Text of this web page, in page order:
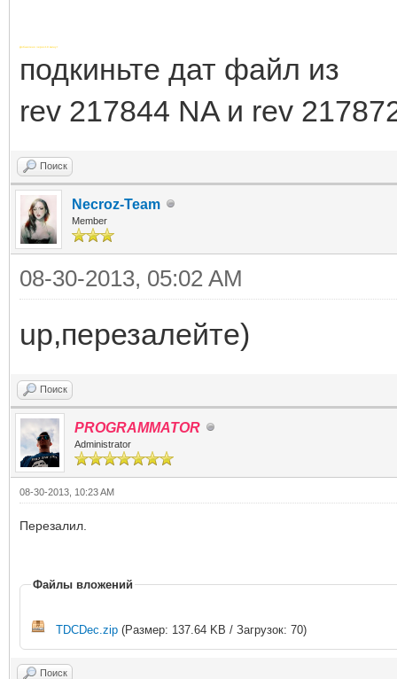
Добавлено через 19 минут
подкиньте дат файл из
rev 217844 NA и rev
Поиск
Necroz-Team
Member
08-30-2013, 05:02 AM
up,перезалейте)
Поиск
PROGRAMMATOR
Administrator
08-30-2013, 10:23 AM
Перезалил.
Файлы вложений
TDCDec.zip (Размер: 137.64 KB / Загрузок: 70)
Поиск